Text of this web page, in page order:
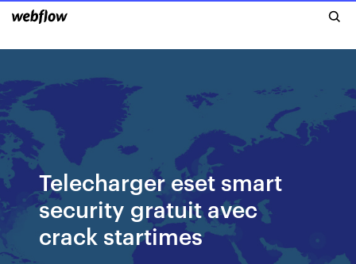
Telecharger eset smart
security gratuit avec
crack startimes